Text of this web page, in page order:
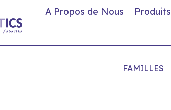
A Propos de Nous Produits
FAMILLES